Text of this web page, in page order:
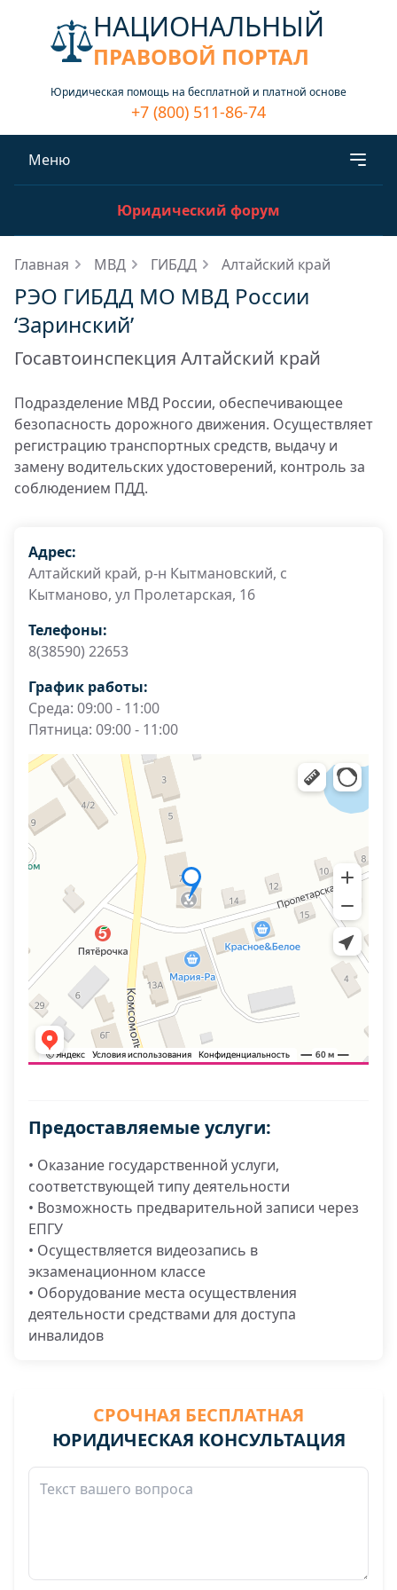
НАЦИОНАЛЬНЫЙ
ПРАВОВОЙ ПОРТАЛ
Юридическая помощь на бесплатной и платной основе
+7 (800) 511-86-74
Меню
Юридический форум
Главная МВД ГИБДД Алтайский край
РЭО ГИБДД МО МВД России
‘Заринский’
Госавтоинспекция Алтайский край
Подразделение МВД России, обеспечивающее
безопасность дорожного движения. Осуществляет
регистрацию транспортных средств, выдачу и
замену водительских удостоверений, контроль за
соблюдением ПДД.
Адрес:
Алтайский край, р-н Кытмановский, с
Кытманово, ул Пролетарская, 16
Телефоны:
8(38590) 22653
График работы:
Среда: 09:00 - 11:00
Пятница: 09:00 - 11:00
Предоставляемые услуги:
• Оказание государственной услуги,
соответствующей типу деятельности
• Возможность предварительной записи через
ЕПГУ
• Осуществляется видеозапись в
экзаменационном классе
• Оборудование места осуществления
деятельности средствами для доступа
инвалидов
СРОЧНАЯ БЕСПЛАТНАЯ
ЮРИДИЧЕСКАЯ КОНСУЛЬТАЦИЯ